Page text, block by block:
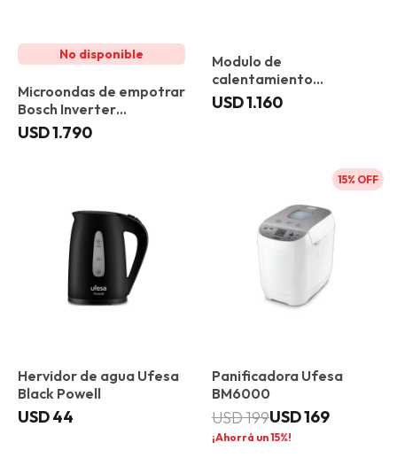
Microondas de empotrar
Bosch Inverter
BFR7221B1 Gourmet
USD1.790
Modulo de
calentamiento
empotrable Bosch
USD1.160
Hervidor de agua Ufesa
Black Powell
USD44
15
Panificadora Ufesa
BM6000
USD169
USD199
15